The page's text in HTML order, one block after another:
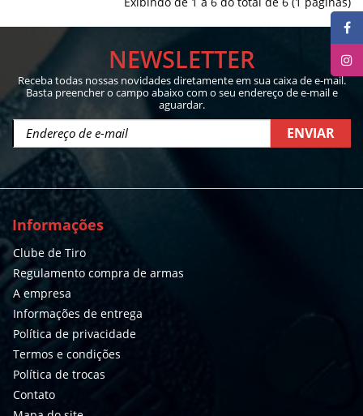
NEWSLETTER
Receba todas nossas novidades diretamente em sua caixa de e-mail.
Basta preencher o campo abaixo com o seu endereço de e-mail e
aguardar.
ENVIAR
Informações
Clube de Tiro
Regulamento compra de armas
A empresa
Informações de entrega
Política de privacidade
Termos e condições
Política de trocas
Contato